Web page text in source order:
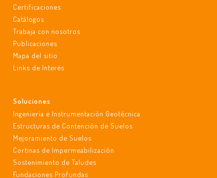
Certificaciones
Catálogos
Trabaja con nosotros
Publicaciones
Mapa del sitio
Links de Interés
Soluciones
Ingeniería e Instrumentación Geotécnica
Estructuras de Contención de Suelos
Mejoramiento de Suelos
Cortinas de Impermeabilización
Sostenimiento de Taludes
Fundaciones Profundas